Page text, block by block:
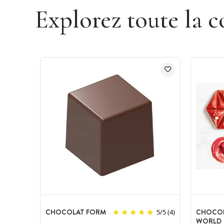
Dimension de chaque moulage : 34 x
Poids de chaque moulage : environ
Moule vendu à l'unité
Explorez toute la
CHOCOLAT FORM 5/5(4)
WORLD